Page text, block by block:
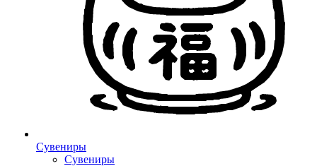
Сувениры
Сувениры